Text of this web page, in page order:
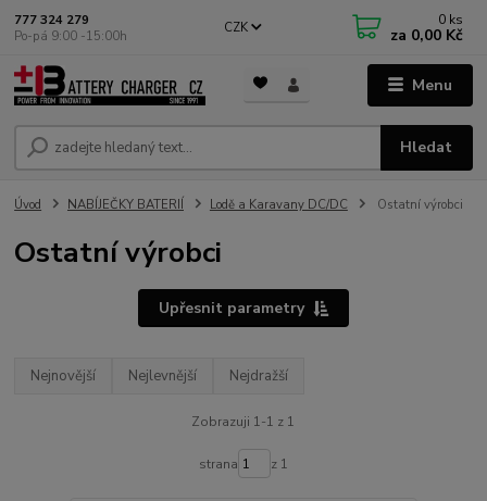
Menu
CZK
Hledat
777 324 279
Po-pá 9:00 -15:00h
0 ks
za 0,00 Kč
Úvod NABÍJEČKY BATERIÍ Lodě a Karavany DC/DC Ostatní výrobci
Ostatní výrobci
Upřesnit parametry
Nejnovější Nejlevnější Nejdražší
Zobrazuji 1-1 z 1
strana z 1